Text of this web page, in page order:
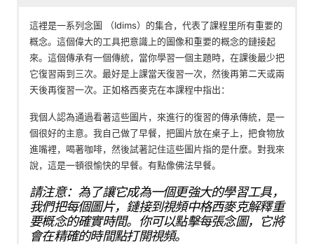
這裡是一系列念圖 （Idims）的集合，代表了課程里所有重要的
概念。這個偉大的工具把意識上的圖像和重要的概念的鏈接起
來。這個傳承有一個傳統，當你學習一個主題時，在課後最少把
它復習兩到三次。最好是上課當天復習一次，然後再第二天或兩
天後再復習一次。正如格西麥克在本課程中指出：
我個人認為通過看著這些圖片，來進行的復習的傳承傳統，是一
個很好的主意。我自己做了早餐，把圖片放在桌子上，把食物放
進嘴裡，喝著咖啡，然後試著記住這些圖片指的是什麼。對我來
說，這是一頓很愉快的早餐。有點像佛法早餐。
請注意：為了讓它成為一個更強大的學習工具，
我們把每個圖片，鏈接到視頻中格西麥克解釋重
要概念的確實時間。你可以點擊每張念圖，它將
會在精確的時間點打開視頻。